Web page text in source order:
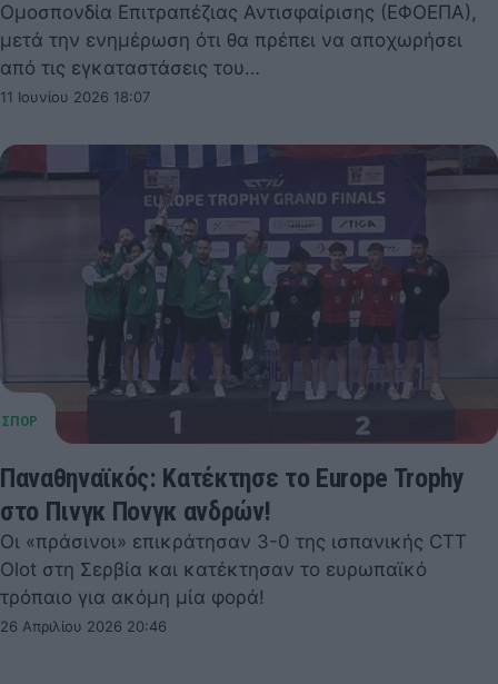
Ομοσπονδία Επιτραπέζιας Αντισφαίρισης (ΕΦΟΕΠΑ),
μετά την ενημέρωση ότι θα πρέπει να αποχωρήσει
από τις εγκαταστάσεις του…
11 Ιουνίου 2026 18:07
Παναθηναϊκός: Κατέκτησε το Europe Trophy
στο Πινγκ Πονγκ ανδρών!
Οι «πράσινοι» επικράτησαν 3-0 της ισπανικής CTT
Olot στη Σερβία και κατέκτησαν το ευρωπαϊκό
τρόπαιο για ακόμη μία φορά!
26 Απριλίου 2026 20:46